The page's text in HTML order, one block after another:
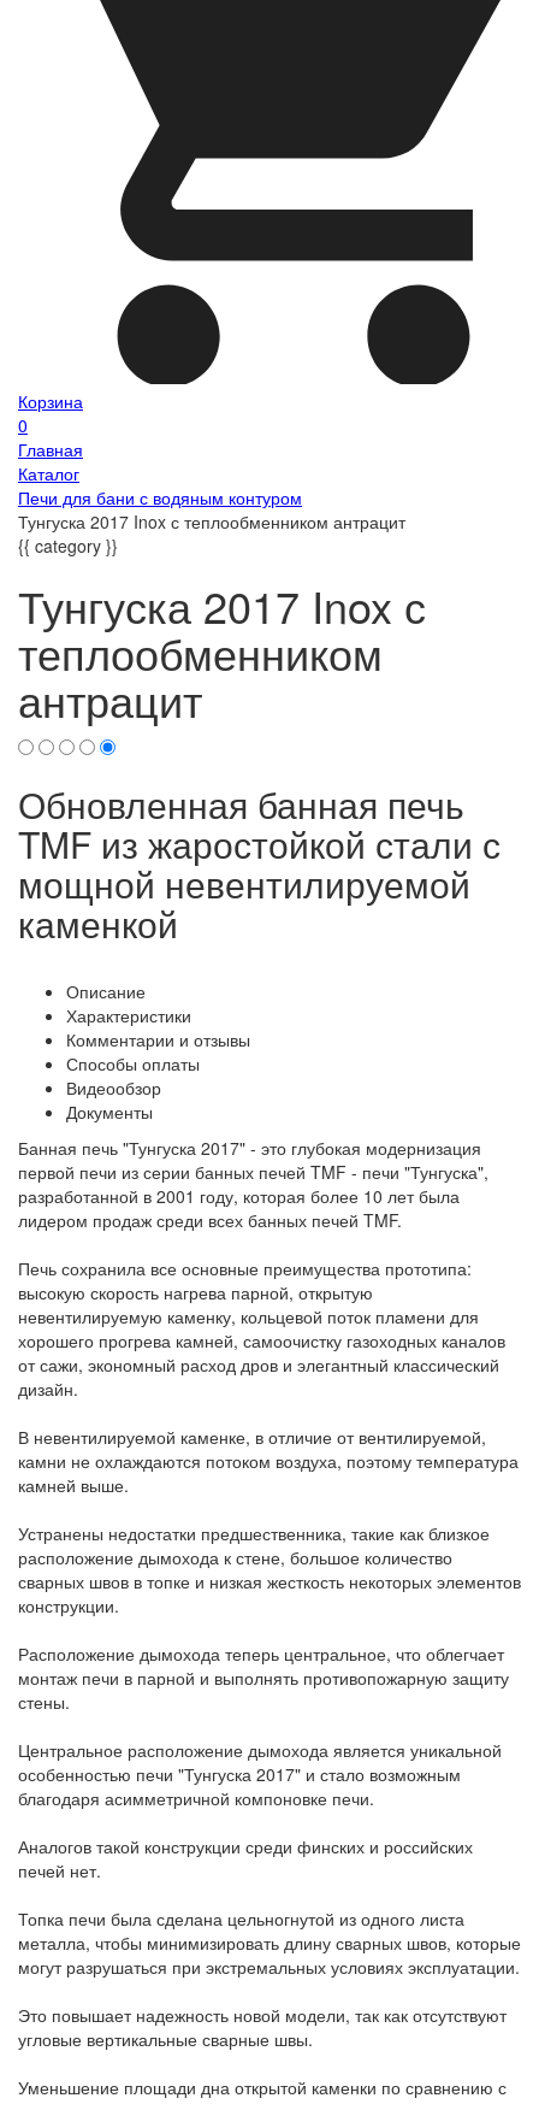
Корзина
0
Главная
Каталог
Печи для бани с водяным контуром
Тунгуска 2017 Inox с теплообменником антрацит
{{ category }}
Тунгуска 2017 Inox с
теплообменником
антрацит
Обновленная банная печь
TMF из жаростойкой стали с
мощной невентилируемой
каменкой
Описание
Характеристики
Комментарии и отзывы
Способы оплаты
Видеообзор
Документы
Банная печь "Тунгуска 2017" - это глубокая модернизация
первой печи из серии банных печей TMF - печи "Тунгуска",
разработанной в 2001 году, которая более 10 лет была
лидером продаж среди всех банных печей TMF.
Печь сохранила все основные преимущества прототипа:
высокую скорость нагрева парной, открытую
невентилируемую каменку, кольцевой поток пламени для
хорошего прогрева камней, самоочистку газоходных каналов
от сажи, экономный расход дров и элегантный классический
дизайн.
В невентилируемой каменке, в отличие от вентилируемой,
камни не охлаждаются потоком воздуха, поэтому температура
камней выше.
Устранены недостатки предшественника, такие как близкое
расположение дымохода к стене, большое количество
сварных швов в топке и низкая жесткость некоторых элементов
конструкции.
Расположение дымохода теперь центральное, что облегчает
монтаж печи в парной и выполнять противопожарную защиту
стены.
Центральное расположение дымохода является уникальной
особенностью печи "Тунгуска 2017" и стало возможным
благодаря асимметричной компоновке печи.
Аналогов такой конструкции среди финских и российских
печей нет.
Топка печи была сделана цельногнутой из одного листа
металла, чтобы минимизировать длину сварных швов, которые
могут разрушаться при экстремальных условиях эксплуатации.
Это повышает надежность новой модели, так как отсутствуют
угловые вертикальные сварные швы.
Уменьшение площади дна открытой каменки по сравнению с